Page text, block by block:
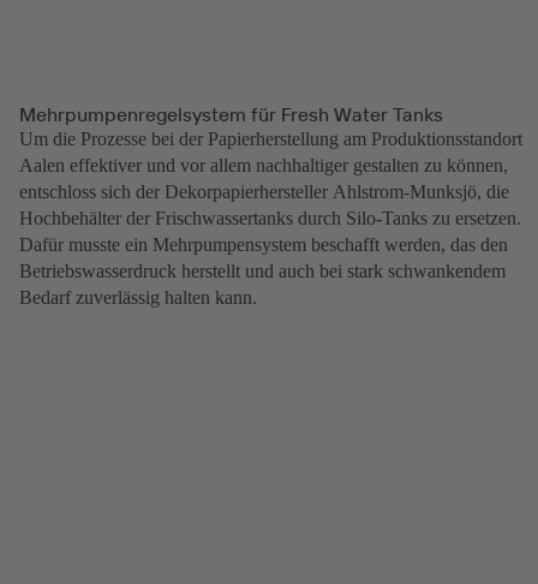
Mehrpumpenregelsystem für Fresh Water Tanks
Um die Prozesse bei der Papierherstellung am Produktionsstandort
Aalen effektiver und vor allem nachhaltiger gestalten zu können,
entschloss sich der Dekorpapierhersteller Ahlstrom-Munksjö, die
Hochbehälter der Frischwassertanks durch Silo-Tanks zu ersetzen.
Dafür musste ein Mehrpumpensystem beschafft werden, das den
Betriebswasserdruck herstellt und auch bei stark schwankendem
Bedarf zuverlässig halten kann.